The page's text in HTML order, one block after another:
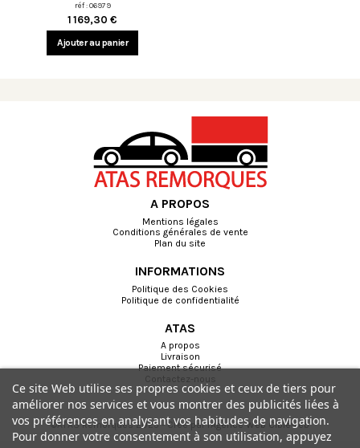
réf : 06979
1 169,30 €
Ajouter au panier
A PROPOS
Mentions légales
Conditions générales de vente
Plan du site
INFORMATIONS
Politique des Cookies
Politique de confidentialité
ATAS
A propos
Livraison
Paiement sécurisé
Contactez-nous
Ce site Web utilise ses propres cookies et ceux de tiers pour
améliorer nos services et vous montrer des publicités liées à
vos préférences en analysant vos habitudes de navigation.
Pour donner votre consentement à son utilisation, appuyez
©ATAS Remorques 2025 - Créé par l'Agence Web Cibleweb